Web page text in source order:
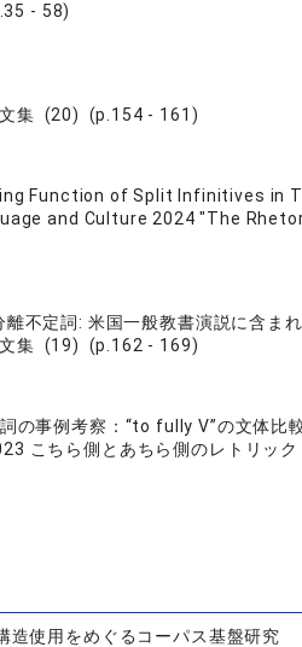
- 58)
文集 (20) (p.154 - 161)
Function of Split Infinitives in
and Culture 2024 "The
不定詞: 米国一般教書演説に含ま
文集 (19) (p.162 - 169)
の事例考察：“to fully V”の文体比
こちら側とあちら側のレトリッ
造使用をめぐるコーパス基盤研究